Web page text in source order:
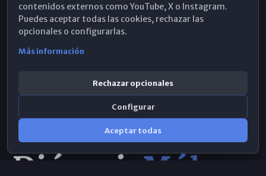
WhatsApp
contenidos externos como YouTube, X o Instagram.
Puedes aceptar todas las cookies, rechazar las
opcionales o configurarlas.
Más información
Rechazar opcionales
Configurar
Aceptar todas